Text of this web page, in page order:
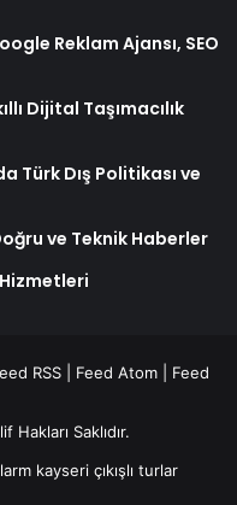
Reklam Ajansı, SEO
Dijital Taşımacılık
Türk Dış Politikası ve
ve Teknik Haberler
RSS Feed Atom
Feed
Saklıdır.
kayseri çıkışlı turlar